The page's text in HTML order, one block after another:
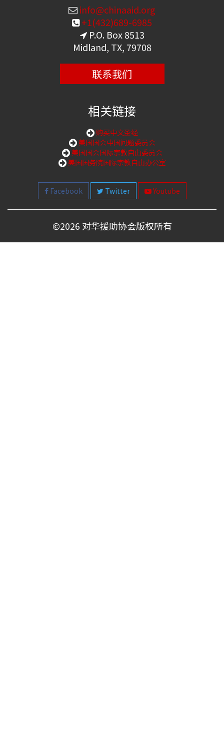
info@chinaaid.org
+1(432)689-6985
P.O. Box 8513
Midland, TX, 79708
联系我们
相关链接
购买中文圣经
美国国会中国问题委员会
美国国会国际宗教自由委员会
美国国务院国际宗教自由办公室
Facebook Twitter Youtube
©2026 对华援助协会版权所有